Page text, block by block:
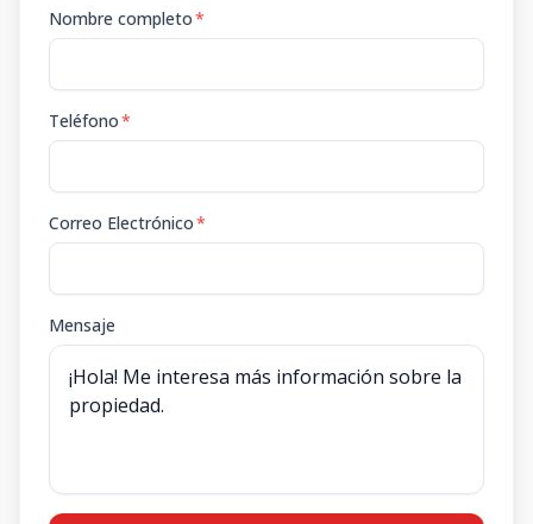
Nombre completo*
Teléfono*
Correo Electrónico*
Mensaje